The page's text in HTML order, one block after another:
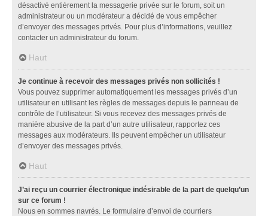
désactivé entièrement la messagerie privée sur le forum, soit un
administrateur ou un modérateur a décidé de vous empêcher
d’envoyer des messages privés. Pour plus d’informations, veuillez
contacter un administrateur du forum.
Haut
Je continue à recevoir des messages privés non sollicités !
Vous pouvez supprimer automatiquement les messages privés d’un
utilisateur en utilisant les règles de messages depuis le panneau de
contrôle de l’utilisateur. Si vous recevez des messages privés de
manière abusive de la part d’un autre utilisateur, rapportez ces
messages aux modérateurs. Ils peuvent empêcher un utilisateur
d’envoyer des messages privés.
Haut
J’ai reçu un courrier électronique indésirable de la part de quelqu’un
sur ce forum !
Nous en sommes navrés. Le formulaire d’envoi de courriers